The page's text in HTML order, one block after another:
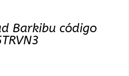
Barkibu código